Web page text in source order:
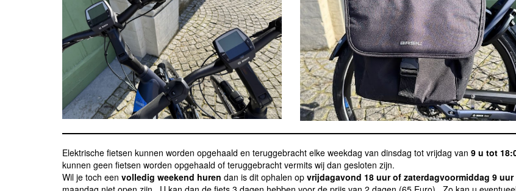
Elektrische fietsen kunnen worden opgehaald en teruggebracht elke weekdag van dinsdag tot vrijdag van 9 u tot
kunnen geen fietsen worden opgehaald of teruggebracht vermits wij dan gesloten zijn.
Wil je toch een volledig weekend huren dan is dit ophalen op vrijdagavond 18 uur of zaterdagvoormiddag 9